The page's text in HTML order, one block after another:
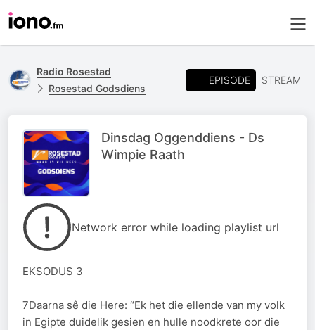
Radio Rosestad
Rosestad Godsdiens
EPISODE STREAM
Dinsdag Oggenddiens - Ds
Wimpie Raath
Network error while loading playlist url
EKSODUS 3
7Daarna sê die Here: “Ek het die ellende van my volk
in Egipte duidelik gesien en hulle noodkrete oor die